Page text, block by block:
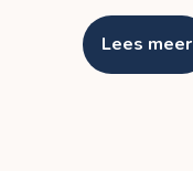
Lees meer